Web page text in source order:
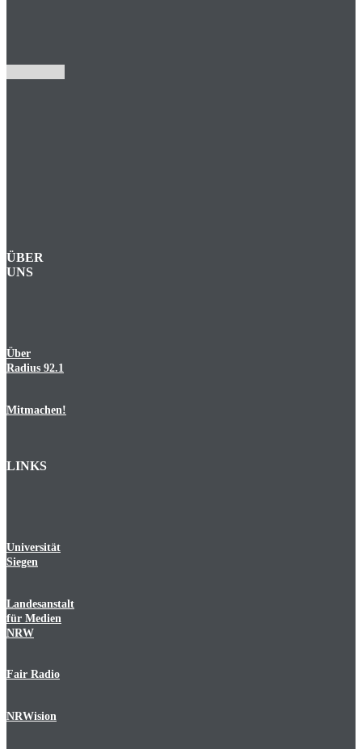
ÜBER
UNS
Über
Radius 92.1
Mitmachen!
LINKS
Universität
Siegen
Landesanstalt
für Medien
NRW
Fair Radio
NRWision